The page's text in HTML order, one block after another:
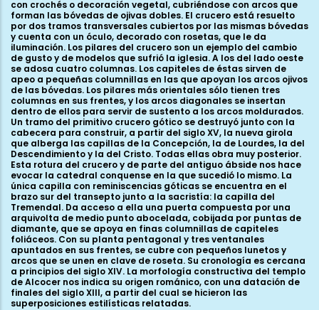
con crochés o decoración vegetal, cubriéndose con arcos que
forman las bóvedas de ojivas dobles. El crucero está resuelto
por dos tramos transversales cubiertos por las mismas bóvedas
y cuenta con un óculo, decorado con rosetas, que le da
iluminación. Los pilares del crucero son un ejemplo del cambio
de gusto y de modelos que sufrió la iglesia. A los del lado oeste
se adosa cuatro columnas. Los capiteles de éstas sirven de
apeo a pequeñas columnillas en las que apoyan los arcos ojivos
de las bóvedas. Los pilares más orientales sólo tienen tres
columnas en sus frentes, y los arcos diagonales se insertan
dentro de ellos para servir de sustento a los arcos moldurados.
Un tramo del primitivo crucero gótico se destruyó junto con la
cabecera para construir, a partir del siglo XV, la nueva girola
que alberga las capillas de la Concepción, la de Lourdes, la del
Descendimiento y la del Cristo. Todas ellas obra muy posterior.
Esta rotura del crucero y de parte del antiguo ábside nos hace
evocar la catedral conquense en la que sucedió lo mismo. La
única capilla con reminiscencias góticas se encuentra en el
brazo sur del transepto junto a la sacristía: la capilla del
Tremendal. Da acceso a ella una puerta compuesta por una
arquivolta de medio punto abocelada, cobijada por puntas de
diamante, que se apoya en finas columnillas de capiteles
foliáceos. Con su planta pentagonal y tres ventanales
apuntados en sus frentes, se cubre con pequeños lunetos y
arcos que se unen en clave de roseta. Su cronología es cercana
a principios del siglo XIV. La morfología constructiva del templo
de Alcocer nos indica su origen románico, con una datación de
finales del siglo XIII, a partir del cual se hicieron las
superposiciones estilísticas relatadas.